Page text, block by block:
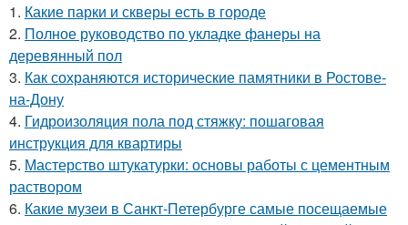
1. Какие парки и скверы есть в городе
2. Полное руководство по укладке фанеры на
деревянный пол
3. Как сохраняются исторические памятники в Ростове-
на-Дону
4. Гидроизоляция пола под стяжку: пошаговая
инструкция для квартиры
5. Мастерство штукатурки: основы работы с цементным
раствором
6. Какие музеи в Санкт-Петербурге самые посещаемые